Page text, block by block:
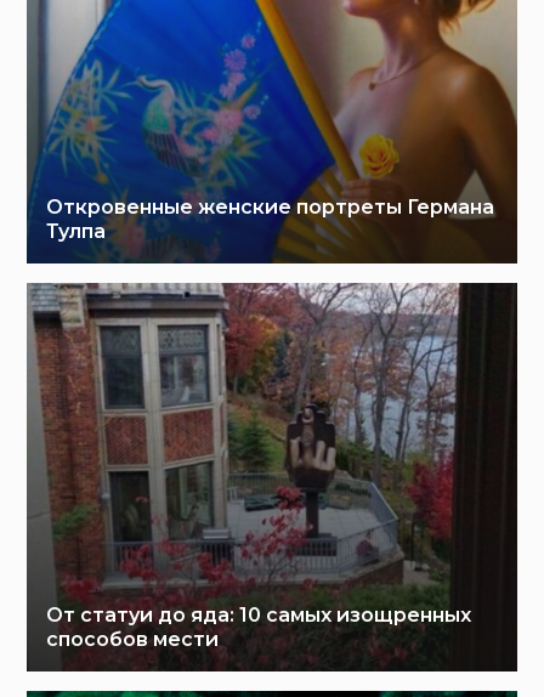
Откровенные женские портреты Германа
Тулпа
От статуи до яда: 10 самых изощренных
способов мести